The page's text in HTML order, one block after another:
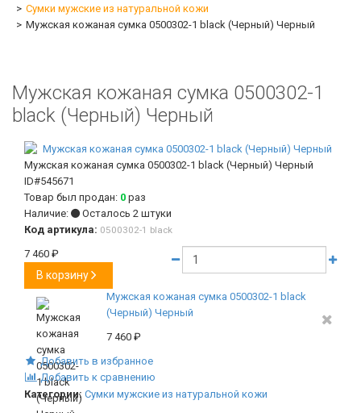
Сумки мужские из натуральной кожи
Мужская кожаная сумка 0500302-1 black (Черный) Черный
Мужская кожаная сумка 0500302-1
black (Черный) Черный
Мужская кожаная сумка 0500302-1 black (Черный) Черный
ID#545671
Товар был продан: 0 раз
Наличие:
Осталось 2 штуки
Код артикула: 0500302-1 black
7 460 ₽
В корзину
Мужская кожаная сумка 0500302-1 black
(Черный) Черный
7 460 ₽
Добавить в избранное
Добавить к сравнению
Категории: Сумки мужские из натуральной кожи